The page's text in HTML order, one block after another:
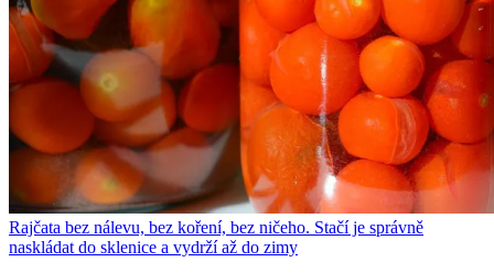
Rajčata bez nálevu, bez koření, bez ničeho. Stačí je správně
naskládat do sklenice a vydrží až do zimy